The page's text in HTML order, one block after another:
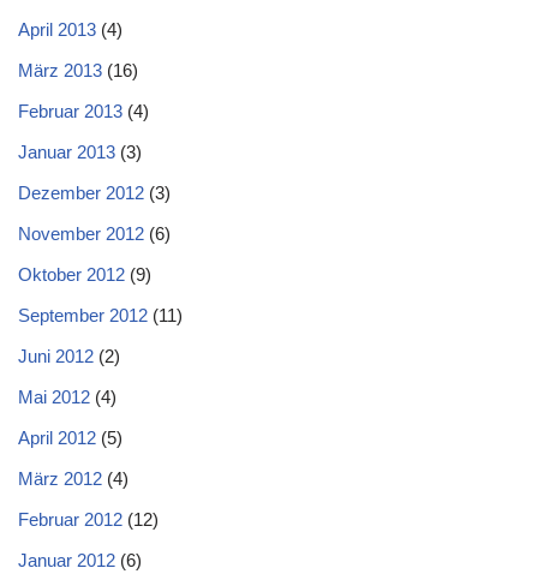
April 2013 (4)
März 2013 (16)
Februar 2013 (4)
Januar 2013 (3)
Dezember 2012 (3)
November 2012 (6)
Oktober 2012 (9)
September 2012 (11)
Juni 2012 (2)
Mai 2012 (4)
April 2012 (5)
März 2012 (4)
Februar 2012 (12)
Januar 2012 (6)